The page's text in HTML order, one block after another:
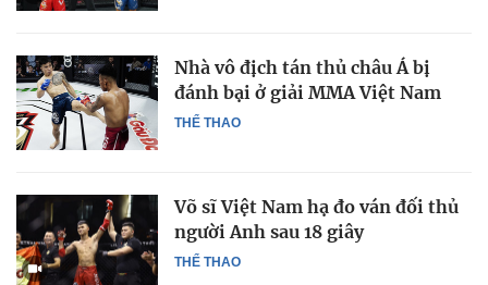
THỂ THAO
Nhà vô địch tán thủ châu Á bị
đánh bại ở giải MMA Việt Nam
THỂ THAO
Võ sĩ Việt Nam hạ đo ván đối thủ
người Anh sau 18 giây